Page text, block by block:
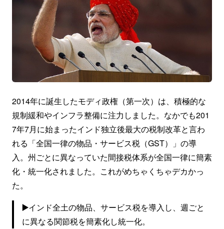
2014年に誕生したモディ政権（第一次）は、積極的な
規制緩和やインフラ整備に注力しました。なかでも201
7年7月に始まったインド独立後最大の税制改革と言わ
れる「全国一律の物品・サービス税（GST）」の導
入。州ごとに異なっていた間接税体系が全国一律に簡素
化・統一化されました。これがめちゃくちゃデカかっ
た。
▶️インド全土の物品、サービス税を導入し、週ごと
に異なる関節税を簡素化し統一化。